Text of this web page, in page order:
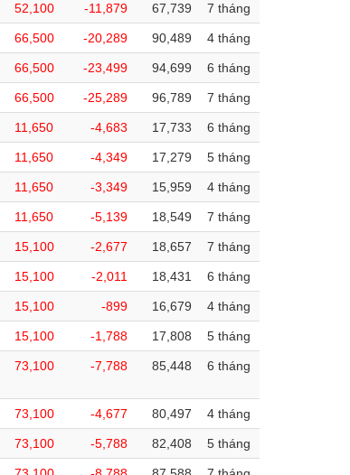
52,100 -11,879 67,739 7 tháng
66,500 -20,289 90,489 4 tháng
66,500 -23,499 94,699 6 tháng
66,500 -25,289 96,789 7 tháng
11,650 -4,683 17,733 6 tháng
11,650 -4,349 17,279 5 tháng
11,650 -3,349 15,959 4 tháng
11,650 -5,139 18,549 7 tháng
15,100 -2,677 18,657 7 tháng
15,100 -2,011 18,431 6 tháng
15,100 -899 16,679 4 tháng
15,100 -1,788 17,808 5 tháng
73,100 -7,788 85,448 6 tháng
73,100 -4,677 80,497 4 tháng
73,100 -5,788 82,408 5 tháng